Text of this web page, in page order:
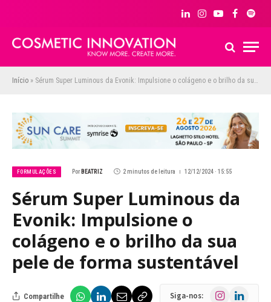
LinkedInInstagram
YouTubeFacebook
Início » Sérum Super Luminous da Evonik: Impulsione o colágeno e o brilho da sua pele de forma sustentável
FORMULAÇÕES Por BEATRIZ 2 minutos de leitura 12/12/2024 · 15:55
Sérum Super Luminous da
Evonik: Impulsione o
colágeno e o brilho da sua
pele de forma sustentável
Compartilhe Siga-nos: InstagramLinkedIn